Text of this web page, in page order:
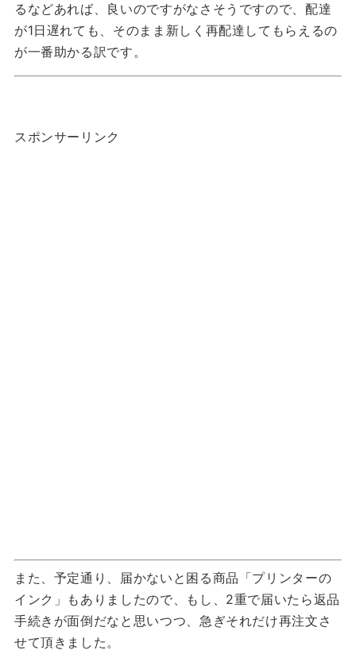
るなどあれば、良いのですがなさそうですので、配達
が1日遅れても、そのまま新しく再配達してもらえるの
が一番助かる訳です。
スポンサーリンク
また、予定通り、届かないと困る商品「プリンターの
インク」もありましたので、もし、2重で届いたら返品
手続きが面倒だなと思いつつ、急ぎそれだけ再注文さ
せて頂きました。